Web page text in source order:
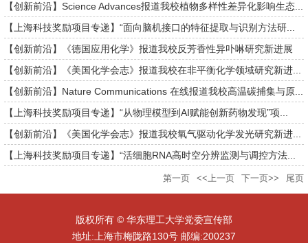
【创新前沿】Science Advances报道我校植物多样性差异化影响生态...
【上海科技奖励项目专递】“面向脑机接口的特征提取与识别方法研...
【创新前沿】《德国应用化学》报道我校反芳香性异卟啉研究新进展
【创新前沿】《美国化学会志》报道我校在非平衡化学领域研究新进...
【创新前沿】Nature Communications 在线报道我校高温碳捕集与原...
【上海科技奖励项目专递】“从物理模型到AI赋能创新药物发现”项...
【创新前沿】《美国化学会志》报道我校氧气驱动化学发光研究新进...
【上海科技奖励项目专递】“活细胞RNA高时空分辨监测与调控方法...
第一页 <<上一页 下一页>> 尾页
版权所有 © 华东理工大学党委宣传部
地址:上海市梅陇路130号 邮编:200237